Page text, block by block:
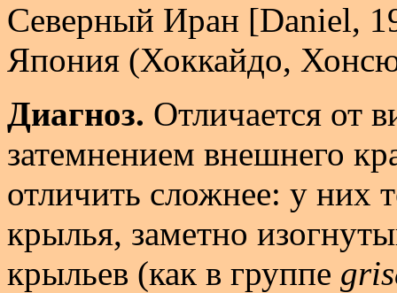
Северный Иран [Daniel,
Япония (Хоккайдо,
Диагноз. Отличается от
затемнением внешнего
отличить сложнее: у них
крылья, заметно
крыльев (как в группе